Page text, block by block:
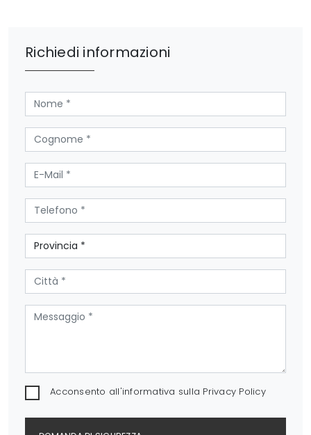
Richiedi informazioni
Acconsento all'informativa sulla Privacy Policy